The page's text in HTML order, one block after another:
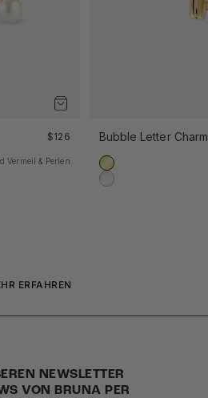
Angebot
$126
Vermeil & Perlen
Bubble Letter Charm
18k Gold Vermeil
925 Sterling Silber
macht dein Geschenk noch
ERFAHREN
NEWSLETTER
VON BRUNA PER